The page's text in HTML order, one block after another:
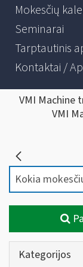
Mokesčių
Seminarai
Tarptautinis
Kontaktai /
VMI Machine
VMI
Kategorijos